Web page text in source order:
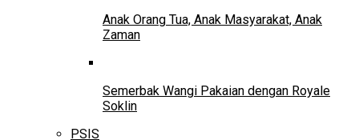
Anak Orang Tua, Anak Masyarakat, Anak
Zaman
Semerbak Wangi Pakaian dengan Royale
Soklin
PSIS